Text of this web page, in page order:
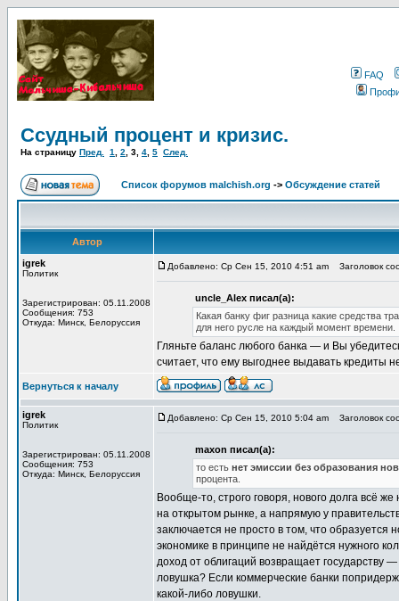
FAQ
Ссудный процент и кризис.
На страницу Пред. 1 2 3 4 5 След.
Список форумов malchish.org -> Обсуждение статей
Автор
igrek
Политик
Зарегистрирован: 05.11.2008
Сообщения: 753
Откуда: Минск, Белоруссия
Добавлено: Ср Сен 15, 2010 4:51 am Заголовок
uncle_Alex писал(а):
Какая банку фиг разница какие средства
для него русле на каждый момент времени.
Гляньте баланс любого банка — и Вы
считает, что ему выгоднее выдавать кредиты
Вернуться к началу
igrek
Политик
Зарегистрирован: 05.11.2008
Сообщения: 753
Откуда: Минск, Белоруссия
Добавлено: Ср Сен 15, 2010 5:04 am Заголовок
maxon писал(а):
то есть нет эмиссии без образования
процента.
Вообще-то, строго говоря, нового долга всё
на открытом рынке, а напрямую у
заключается не просто в том, что образуется
экономике в принципе не найдётся нужного
доход от облигаций возвращает государству
ловушка? Если коммерческие банки
какой-либо ловушки.